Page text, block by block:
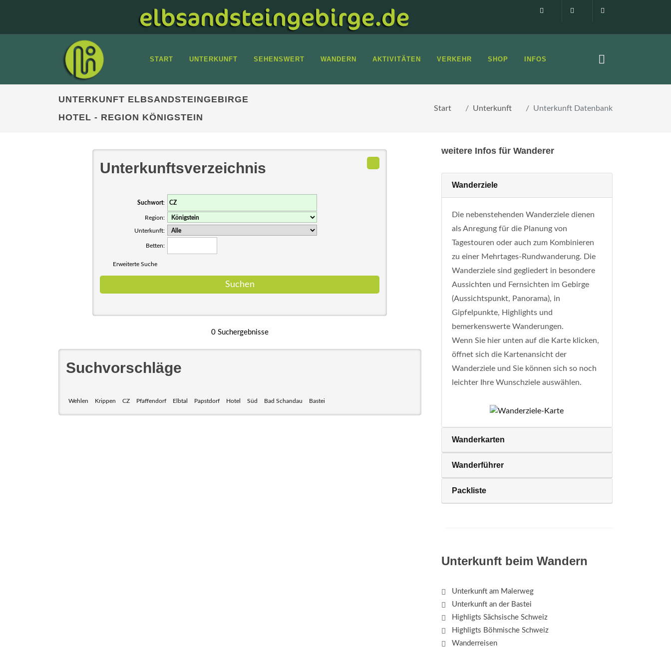
Impressum0160 99873408
START UNTERKUNFT SEHENSWERT WANDERN AKTIVITÄTEN VERKEHR SHOP INFOS
UNTERKUNFT ELBSANDSTEINGEBIRGE
HOTEL - REGION KÖNIGSTEIN
Start Unterkunft Unterkunft Datenbank
Unterkunftsverzeichnis
Suchwort:
Region:
Unterkunft:
Betten:
Erweiterte Suche
0 Suchergebnisse
Suchvorschläge
Wehlen Krippen CZ Pfaffendorf Elbtal Papstdorf Hotel Süd Bad Schandau Bastei
weitere Infos für Wanderer
Wanderziele
Die nebenstehenden Wanderziele dienen
als Anregung für die Planung von
Tagestouren oder auch zum Kombinieren
zu einer Mehrtages-Rundwanderung. Die
Wanderziele sind gegliedert in besondere
Aussichten und Fernsichten im Gebirge
(Aussichtspunkt, Panorama), in
Gipfelpunkte, Highlights und
bemerkenswerte Wanderungen.
Wenn Sie hier unten auf die Karte klicken,
öffnet sich die Kartenansicht der
Wanderziele und Sie können sich so noch
leichter Ihre Wunschziele auswählen.
Wanderkarten
Wanderführer
Packliste
Unterkunft beim Wandern
Unterkunft am Malerweg
Unterkunft an der Bastei
Highligts Sächsische Schweiz
Highligts Böhmische Schweiz
Wanderreisen